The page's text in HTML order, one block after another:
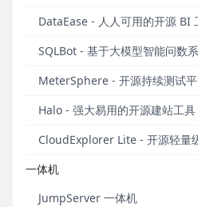
DataEase - 人人可用的开源 BI
SQLBot - 基于大模型智能问数
MeterSphere - 开源持续测试
Halo - 强大易用的开源建站工具
CloudExplorer Lite - 开源轻量
一体机
JumpServer 一体机
板模板，方便用户根据自身的
择对应的仪表板模板，并在优
量已经超过了100个。
2023年7月上
DataEase模板市场定期进行
上新7个模板，涉及教育、制